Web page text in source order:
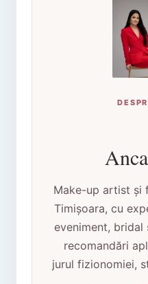
Make-up artist și
Timișoara, cu
eveniment,
recomandări
jurul fizionomiei,